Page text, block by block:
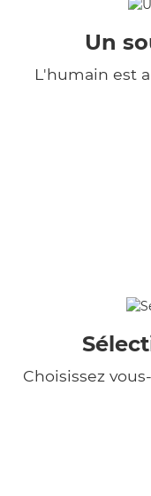
Un
L'humain est
Choisissez